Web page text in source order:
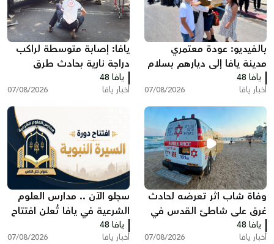
بالفيديو: عودة معتمري
مدينة يافا إلى ديارهم بسلام
بعد أداء مناسك العمرة
يافا 48
أخبار يافا 07/08/2026
يافا: إصابة متوسطة لراكب
دراجة نارية بحادث طرق
يافا 48
أخبار يافا 07/08/2026
وفاة شاب اثر تعرضه لحادث
غرق على شاطئ القدس في
بات يام جنوب يافا
يافا 48
أخبار يافا 07/08/2026
سجلو الآن .. مدارس العلوم
الشرعية في يافا تُعلن افتتاح
دورة "السيرة النبوية"
يافا 48
أخبار يافا 07/08/2026